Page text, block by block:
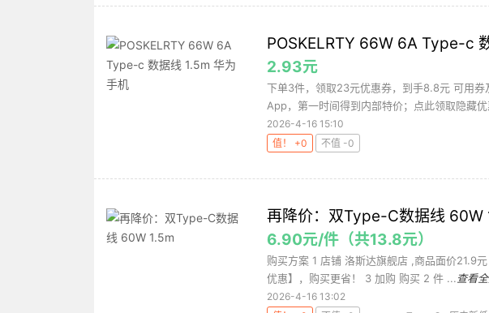
POSKELRTY 66W 6A Type-c
2.93元
下单3件，领取23元优惠券，到手8.8元 可用
App，第一时间得到内部特价；点此领取隐藏
2026-4-16 15:10
值！ +0
不值 -0
再降价：双Type-C数据线 60W
6.90元/件（共13.8元）
购买方案 1 店铺 洛斯达旗舰店 ,商品面价21.9
优惠】，购买更省！ 3 加购 购买 2 件 ... 查看
2026-4-16 13:02